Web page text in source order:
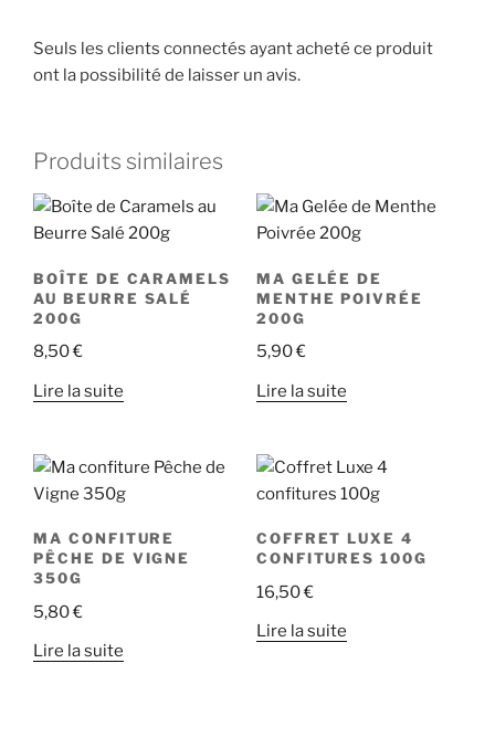
Seuls les clients connectés ayant acheté ce produit
ont la possibilité de laisser un avis.
Produits similaires
BOÎTE DE CARAMELS
AU BEURRE SALÉ
200G
8,50€
Lire la suite
MA GELÉE DE
MENTHE POIVRÉE
200G
5,90€
Lire la suite
MA CONFITURE
PÊCHE DE VIGNE
350G
5,80€
Lire la suite
COFFRET LUXE 4
CONFITURES 100G
16,50€
Lire la suite